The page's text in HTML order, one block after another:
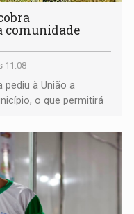
comunidade
11:08
à União a
o que permitirá